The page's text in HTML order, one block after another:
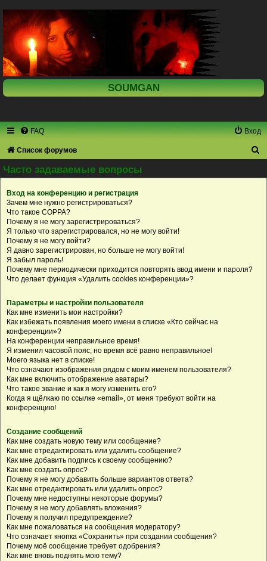
SOUMGAN
FAQ Вход
Список форумов
и
Часто задаваемые вопросы
Вход на конференцию и регистрация
Зачем мне нужно регистрироваться?
Что такое COPPA?
Почему я не могу зарегистрироваться?
Я только что зарегистрировался, но не могу войти!
Почему я не могу войти?
Я давно зарегистрирован, но больше не могу войти!
Я забыл пароль!
Почему мне периодически приходится повторять ввод имени и пароля?
Что делает функция «Удалить cookies конференции»?
Параметры и настройки пользователя
Как мне изменить мои настройки?
Как избежать появления моего имени в списке «Кто сейчас на
конференции»?
На конференции неправильное время!
Я изменил часовой пояс, но время всё равно неправильное!
Моего языка нет в списке!
Что означают изображения рядом с моим именем пользователя?
Как мне включить отображение аватары?
Что такое звание и как я могу изменить его?
Когда я щёлкаю по ссылке «email», от меня требуют войти на
конференцию!
Создание сообщений
Как мне создать новую тему или сообщение?
Как мне отредактировать или удалить сообщение?
Как мне добавить подпись к своему сообщению?
Как мне создать опрос?
Почему я не могу добавить больше вариантов ответа?
Как мне отредактировать или удалить опрос?
Почему мне недоступны некоторые форумы?
Почему я не могу добавлять вложения?
Почему я получил предупреждение?
Как мне пожаловаться на сообщения модератору?
Что означает кнопка «Сохранить» при создании сообщения?
Почему моё сообщение требует одобрения?
Как мне вновь поднять мою тему?